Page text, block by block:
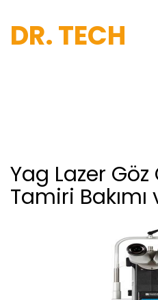
DR. TECH
Yag Lazer Göz
Tamiri Bakımı